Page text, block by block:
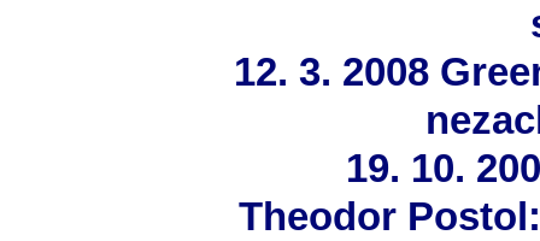
12. 3. 2008
19. 10.
Theodor